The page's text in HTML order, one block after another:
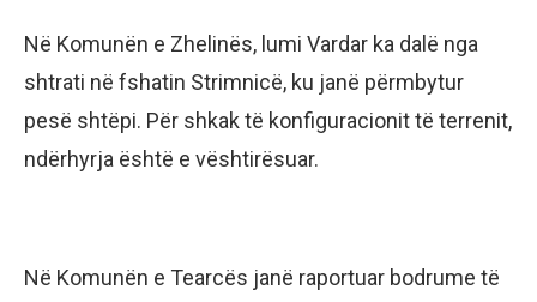
Në Komunën e Zhelinës, lumi Vardar ka dalë nga
shtrati në fshatin Strimnicë, ku janë përmbytur
pesë shtëpi. Për shkak të konfiguracionit të terrenit,
ndërhyrja është e vështirësuar.
Në Komunën e Tearcës janë raportuar bodrume të